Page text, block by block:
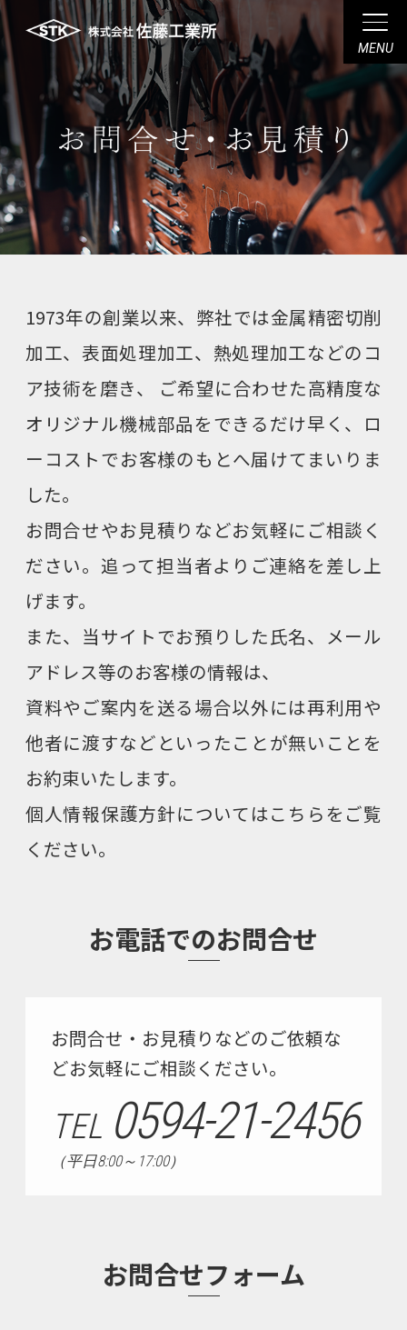
ホーム
お知らせ
コア技術
受託加工
採用情報
1973年の創業以来、弊社では金属精密切削
加工、表面処理加工、熱処理加工などのコ
ア技術を磨き、
ご希望に合わせた高精度な
オリジナル機械部品をできるだけ早く、ロ
ーコストでお客様のもとへ届けてまいりま
した。
お問合せやお見積りなどお気軽にご相談く
ださい。追って担当者よりご連絡を差し上
げます。
また、当サイトでお預りした氏名、メール
アドレス等のお客様の情報は、
資料やご案内を送る場合以外には再利用や
他者に渡すなどといったことが無いことを
お約束いたします。
個人情報保護方針についてはこちらをご覧
ください。
お電話でのお問合せ
お問合せ・お見積りなどのご依頼な
どお気軽にご相談ください。
TEL 0594-21-2456
（平日8:00～17:00）
お問合せフォーム